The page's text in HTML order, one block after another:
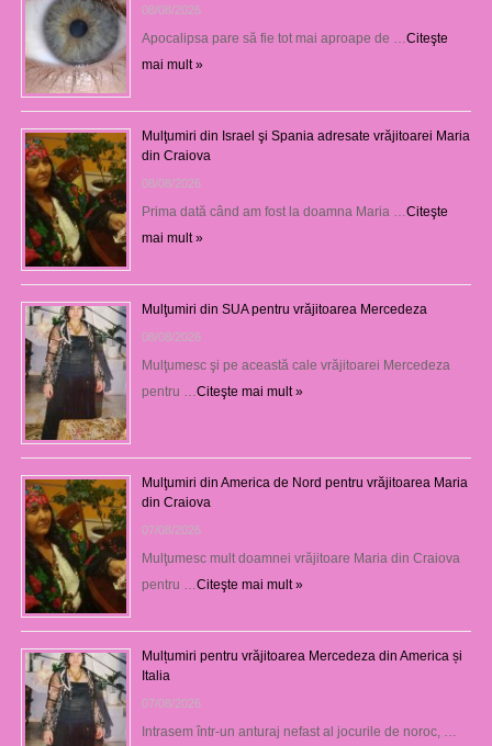
08/08/2026
Apocalipsa pare să fie tot mai aproape de … Citeşte
mai mult »
Mulţumiri din Israel şi Spania adresate vrăjitoarei Maria
din Craiova
08/08/2026
Prima dată când am fost la doamna Maria … Citeşte
mai mult »
Mulţumiri din SUA pentru vrăjitoarea Mercedeza
08/08/2026
Mulţumesc şi pe această cale vrăjitoarei Mercedeza
pentru … Citeşte mai mult »
Mulţumiri din America de Nord pentru vrăjitoarea Maria
din Craiova
07/08/2026
Mulţumesc mult doamnei vrăjitoare Maria din Craiova
pentru … Citeşte mai mult »
Mulțumiri pentru vrăjitoarea Mercedeza din America și
Italia
07/08/2026
Intrasem într-un anturaj nefast al jocurile de noroc, …